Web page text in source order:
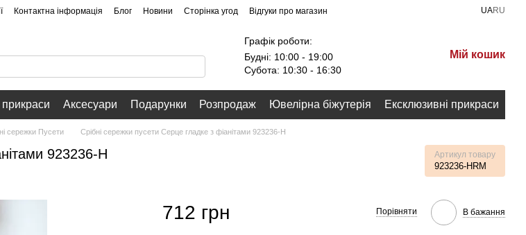
Контактна інформація Блог Новини Сторінка угод Відгуки про магазин UARU
Графік роботи:
Будні: 10:00 - 19:00
Субота: 10:30 - 16:30
Мій кошик
прикраси Аксесуари Подарунки Розпродаж Ювелірна біжутерія Ексклюзивні прикраси
сережки Пусети Срібні сережки пусети Серце гладке з фіанітами 923236-Н
923236-Н Артикул товару
923236-НRM
712 грн Порівняти В бажання